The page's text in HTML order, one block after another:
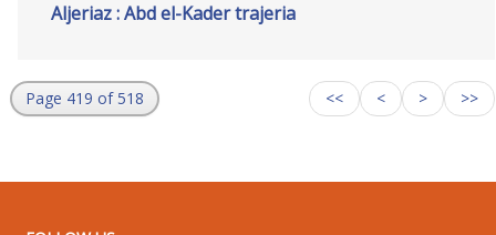
Aljeriaz : Abd el-Kader trajeria
Page 419 of 518 << < > >>